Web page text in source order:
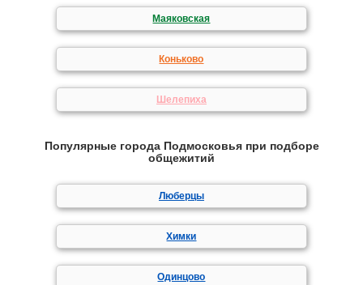
Маяковская
Коньково
Шелепиха
Популярные города Подмосковья при подборе
общежитий
Люберцы
Химки
Одинцово